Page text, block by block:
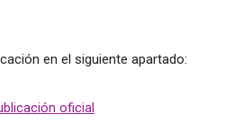
en el siguiente apartado:
oficial